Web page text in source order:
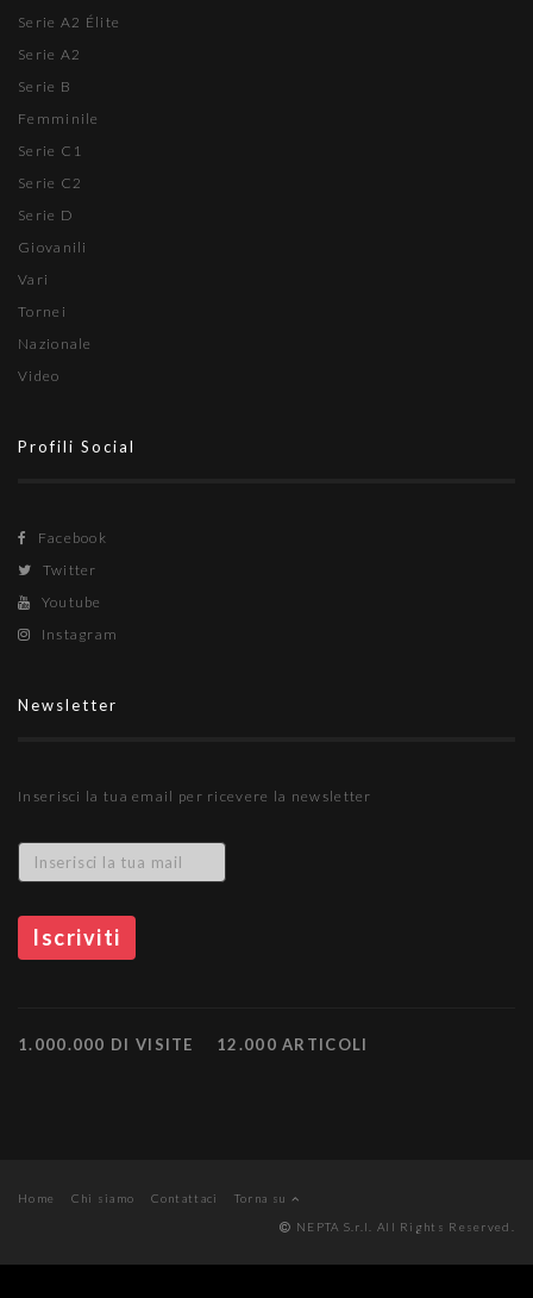
Serie A2 Élite
Serie A2
Serie B
Femminile
Serie C1
Serie C2
Serie D
Giovanili
Vari
Tornei
Nazionale
Video
Profili Social
Facebook
Twitter
Youtube
Instagram
Newsletter
Inserisci la tua email per ricevere la newsletter
1.000.000 DI VISITE 12.000 ARTICOLI
Home Chi siamo Contattaci
Torna su
NEPTA S.r.l. All Rights Reserved.